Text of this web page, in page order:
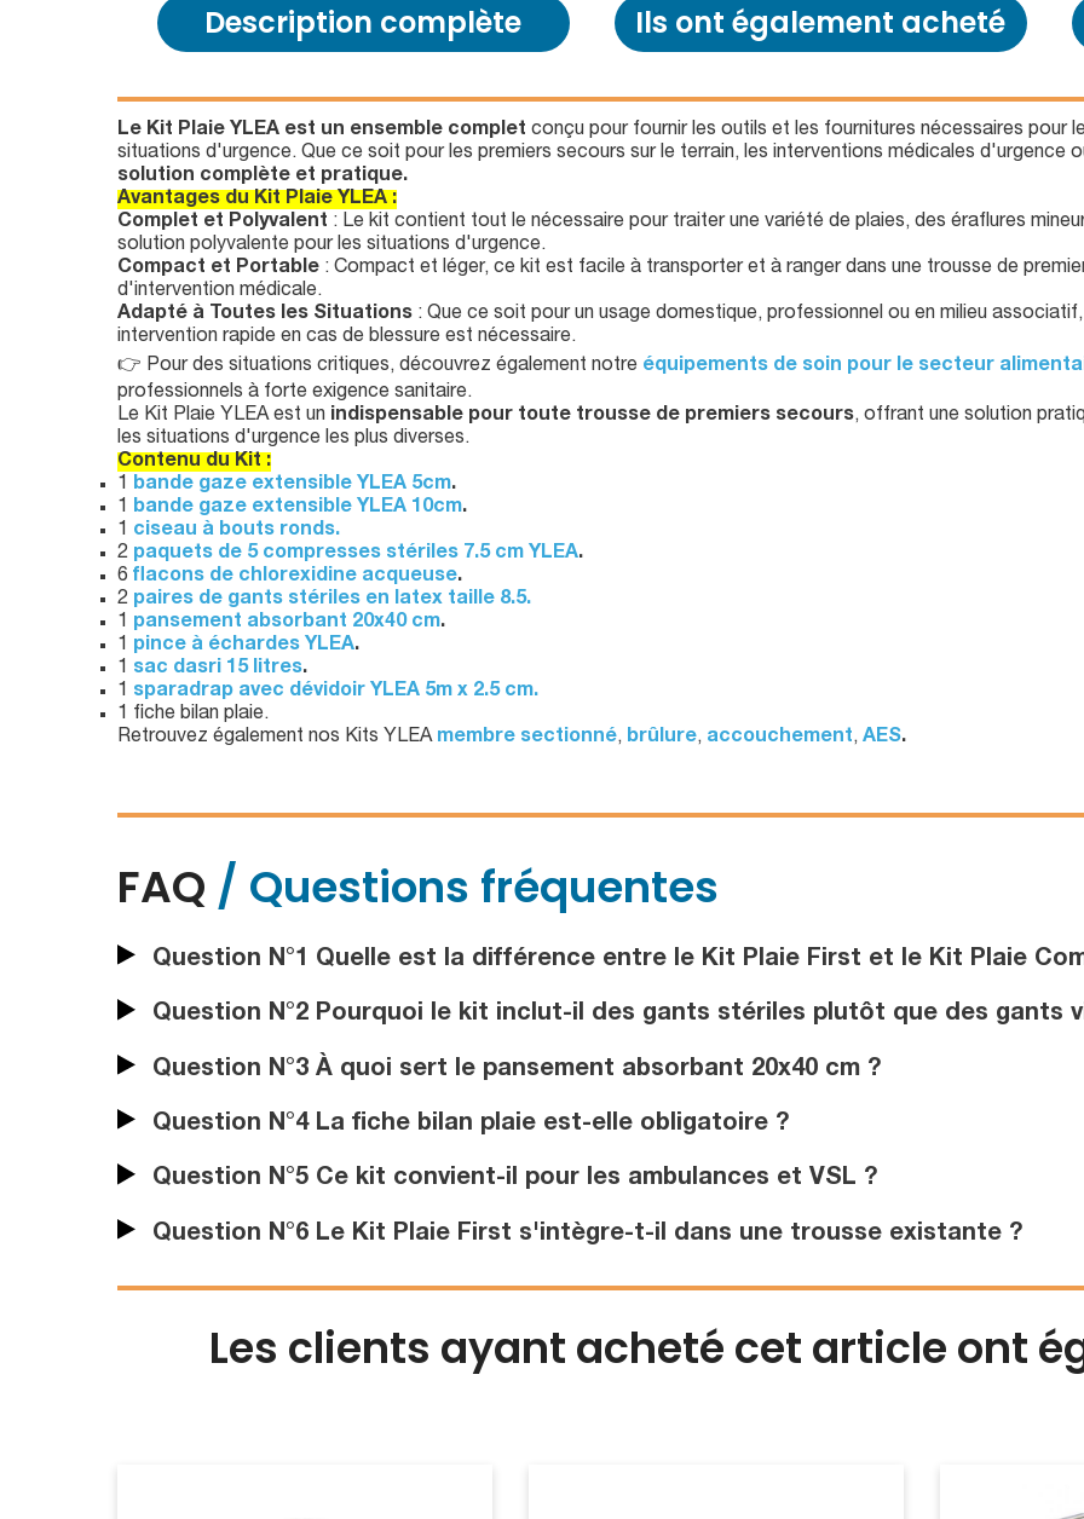
Description complète Ils ont également acheté
Le Kit Plaie YLEA est un ensemble complet conçu pour fournir les outils et les fournitures nécessaires pour
situations d'urgence. Que ce soit pour les premiers secours sur le terrain, les interventions médicales d'urgence
solution complète et pratique.
Avantages du Kit Plaie YLEA :
Complet et Polyvalent : Le kit contient tout le nécessaire pour traiter une variété de plaies, des éraflures
solution polyvalente pour les situations d'urgence.
Compact et Portable : Compact et léger, ce kit est facile à transporter et à ranger dans une trousse de
d'intervention médicale.
Adapté à Toutes les Situations : Que ce soit pour un usage domestique, professionnel ou en milieu
intervention rapide en cas de blessure est nécessaire.
👉 Pour des situations critiques, découvrez également notre équipements de soin pour le secteur
professionnels à forte exigence sanitaire.
Le Kit Plaie YLEA est un indispensable pour toute trousse de premiers secours, offrant une solution
les situations d'urgence les plus diverses.
Contenu du Kit :
1 bande gaze extensible YLEA 5cm.
1 bande gaze extensible YLEA 10cm.
1 ciseau à bouts ronds.
2 paquets de 5 compresses stériles 7.5 cm YLEA.
6 flacons de chlorexidine acqueuse.
2 paires de gants stériles en latex taille 8.5.
1 pansement absorbant 20x40 cm.
1 pince à échardes YLEA.
1 sac dasri 15 litres.
1 sparadrap avec dévidoir YLEA 5m x 2.5 cm.
1 fiche bilan plaie.
Retrouvez également nos Kits YLEA membre sectionné, brûlure, accouchement, AES.
FAQ / Questions fréquentes
Question N°1 Quelle est la différence entre le Kit Plaie First et le Kit Plaie
Question N°2 Pourquoi le kit inclut-il des gants stériles plutôt que des gants
Question N°3 À quoi sert le pansement absorbant 20x40 cm ?
Question N°4 La fiche bilan plaie est-elle obligatoire ?
Question N°5 Ce kit convient-il pour les ambulances et VSL ?
Question N°6 Le Kit Plaie First s'intègre-t-il dans une trousse existante ?
Les clients ayant acheté cet article ont